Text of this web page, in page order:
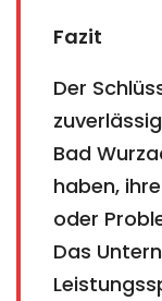
Fazit
Der
Bad
haben,
oder
Das